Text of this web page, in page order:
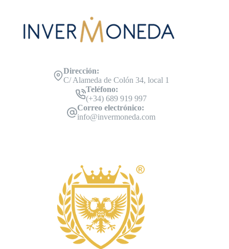
Dirección:
C/ Alameda de Colón 34, local 1
Teléfono:
(+34) 689 919 997
Correo electrónico:
info@invermoneda.com